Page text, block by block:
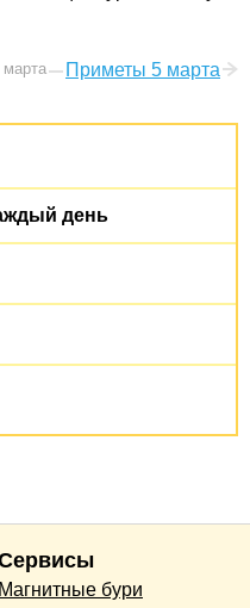
Приметы 5 марта
день
Магнитные бури